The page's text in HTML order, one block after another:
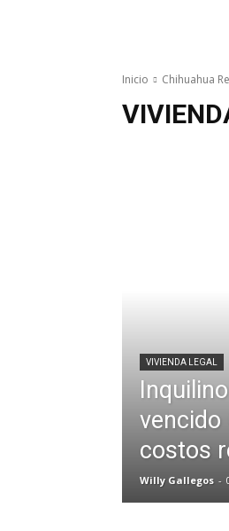
Inicio Chihuahua
VIVIENDA LEGAL
vencido
costos
Willy Gallegos -